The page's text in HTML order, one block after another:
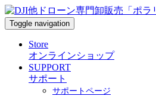
Toggle navigation
Store
オンラインショップ
SUPPORT
サポート
サポートページ